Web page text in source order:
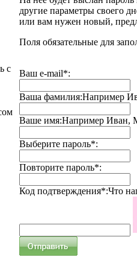
с
другие параметры своего
или вам нужен новый,
Поля обязательные для
Ваш e-mail*:
Ваша фамилия:Например
Ваше имя:Например Иван,
Выберите пароль*:
Повторите пароль*:
Код подтверждения*:Что